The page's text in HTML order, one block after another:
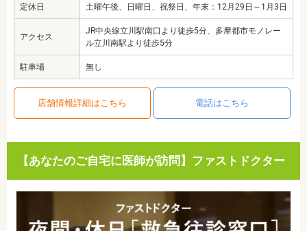
定休日 土曜午後、日曜日、祝祭日、年末：12月29日～1月3日
アクセス
JR中央線立川駅南口より徒歩5分、多摩都市モノレー
ル立川南駅より徒歩5分
駐車場 無し
店舗情報詳細はこちら 電話はこちら
【あなたのご自宅に医師が訪問】ファストドクター